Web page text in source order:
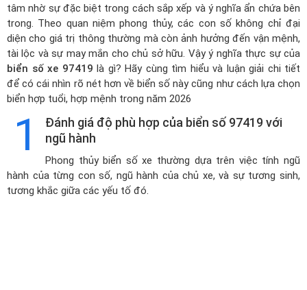
tâm nhờ sự đặc biệt trong cách sắp xếp và ý nghĩa ẩn chứa bên
trong. Theo quan niệm phong thủy, các con số không chỉ đại
diện cho giá trị thông thường mà còn ảnh hưởng đến vận mệnh,
tài lộc và sự may mắn cho chủ sở hữu. Vậy ý nghĩa thực sự của
biển số xe 97419 là gì? Hãy cùng tìm hiểu và luận giải chi tiết
để có cái nhìn rõ nét hơn về biển số này cũng như cách lựa chọn
biển hợp tuổi, hợp mệnh trong năm 2026
1
Đánh giá độ phù hợp của biển số 97419 với
ngũ hành
Phong thủy biển số xe thường dựa trên việc tính ngũ
hành của từng con số, ngũ hành của chủ xe, và sự tương sinh,
tương khắc giữa các yếu tố đó.